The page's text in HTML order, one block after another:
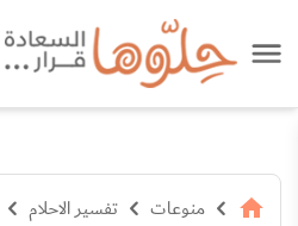
منوعات تفسير الاحلام